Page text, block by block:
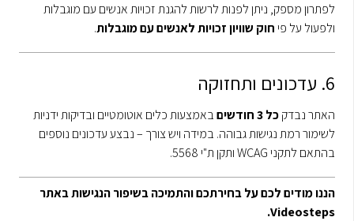
לפתרון מספק, ניתן לפנות לרשות להגנת זכויות אנשים עם מוגבלות
ולפעול על פי חוק שוויון זכויות לאנשים עם מוגבלות.
6. עדכונים ותחזוקה
האתר נבדקכל 3 חודשים
באמצעות כלים אוטומטיים ובדיקות ידניות
לשימור רמת נגישות גבוהה. במידה ויש צורך – נבצע עדכונים נוספים
בהתאם לתקני WCAG ותקן ת"י 5568.
הננו מודים לכם על בחירתכם והתמיכה בשיפור הנגישות באתר
Videosteps.